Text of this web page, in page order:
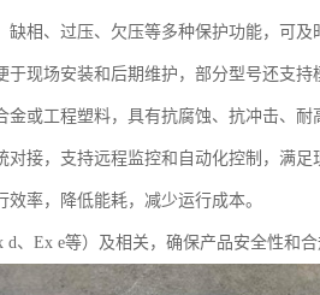
相、过压、欠压等多种保护功能，可及
现场安装和后期维护，部分型号还支持
或工程塑料，具有抗腐蚀、抗冲击、
接，支持远程监控和自动化控制，满足
率，降低能耗，减少运行成本。
、Ex e等）及相关，确保产品安全性和合